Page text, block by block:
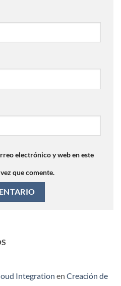
electrónico y web en este
que comente.
Integration en Creación de